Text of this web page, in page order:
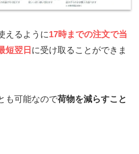
えるように17時までの注文で当
短翌日 に受け取ることができま
も可能なので荷物を減らすこと